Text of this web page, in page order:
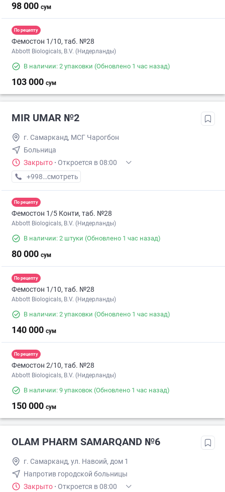
98 000 сум
По рецепту
Фемостон 1/10, таб. №28
Abbott Biologicals, B.V. (Нидерланды)
В наличии: 2 упаковки (Обновлено 1 час назад)
103 000 сум
MIR UMAR №2
г. Самарканд, МСГ Чарогбон
Больница
Закрыто · Откроется в 08:00
+998 (97) XXX-XX-XX
смотреть
По рецепту
Фемостон 1/5 Конти, таб. №28
Abbott Biologicals, B.V. (Нидерланды)
В наличии: 2 штуки (Обновлено 1 час назад)
80 000 сум
По рецепту
Фемостон 1/10, таб. №28
Abbott Biologicals, B.V. (Нидерланды)
В наличии: 2 упаковки (Обновлено 1 час назад)
140 000 сум
По рецепту
Фемостон 2/10, таб. №28
Abbott Biologicals, B.V. (Нидерланды)
В наличии: 9 упаковок (Обновлено 1 час назад)
150 000 сум
OLAM PHARM SAMARQAND №6
г. Самарканд, ул. Навоий, дом 1
Напротив городской больницы
Закрыто · Откроется в 08:00